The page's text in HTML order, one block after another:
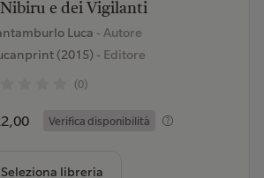
e dei Vigilanti
Luca - Autore
(2015)- Editore
(0)
Verifica disponibilità
Seleziona libreria